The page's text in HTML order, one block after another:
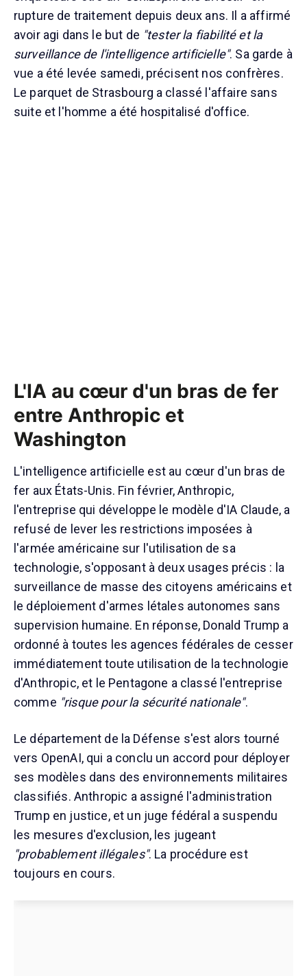
rupture de traitement depuis deux ans. Il a affirmé
avoir agi dans le but de "tester la fiabilité et la
surveillance de l'intelligence artificielle". Sa garde à
vue a été levée samedi, précisent nos confrères.
Le parquet de Strasbourg a classé l'affaire sans
suite et l'homme a été hospitalisé d'office.
L'IA au cœur d'un bras de fer
entre Anthropic et
Washington
L'intelligence artificielle est au cœur d'un bras de
fer aux États-Unis. Fin février, Anthropic,
l'entreprise qui développe le modèle d'IA Claude, a
refusé de lever les restrictions imposées à
l'armée américaine sur l'utilisation de sa
technologie, s'opposant à deux usages précis : la
surveillance de masse des citoyens américains et
le déploiement d'armes létales autonomes sans
supervision humaine. En réponse, Donald Trump a
ordonné à toutes les agences fédérales de cesser
immédiatement toute utilisation de la technologie
d'Anthropic, et le Pentagone a classé l'entreprise
comme "risque pour la sécurité nationale".
Le département de la Défense s'est alors tourné
vers OpenAI, qui a conclu un accord pour déployer
ses modèles dans des environnements militaires
classifiés. Anthropic a assigné l'administration
Trump en justice, et un juge fédéral a suspendu
les mesures d'exclusion, les jugeant
"probablement illégales". La procédure est
toujours en cours.